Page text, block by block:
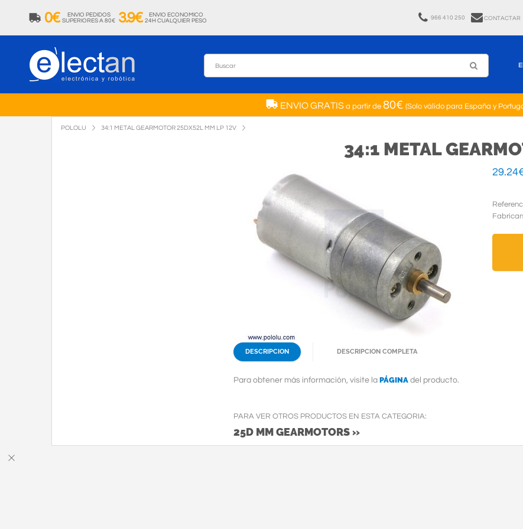
0€
ENVIO PEDIDOS
SUPERIORES A 80€ 3.9€
ENVIO ECONOMICO
24H CUALQUIER PESO
966 410 250 CONTACTAR
ENVIO GRATISa partir de 80€ (Solo válido para España y
POLOLU 34:1 METAL GEARMOTOR 25DX52L MM LP 12V
34:1 METAL
29.24
DESCRIPCION DESCRIPCION COMPLETA
Para obtener más información, visite la PÁGINA del producto.
PARA VER OTROS PRODUCTOS EN ESTA CATEGORIA:
25D MM GEARMOTORS »